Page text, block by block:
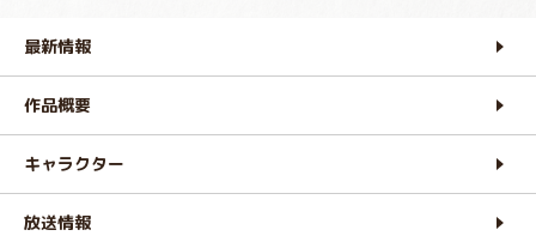
最新情報
作品概要
キャラクター
放送情報